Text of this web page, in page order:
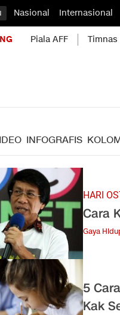
Nasional Internasional
Piala AFF
INFOGRAFIS
HARI
Cara
Gaya
5
Kak